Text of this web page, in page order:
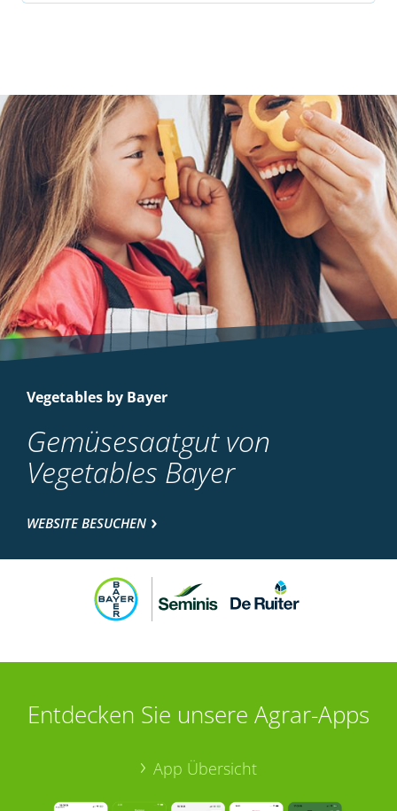
Vegetables by Bayer
Gemüsesaatgut von
Vegetables Bayer
WEBSITE BESUCHEN
Entdecken Sie unsere Agrar-Apps
App Übersicht